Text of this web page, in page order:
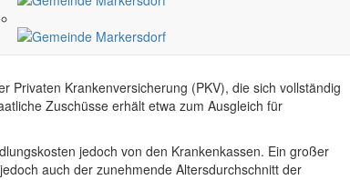
Probleme akut werden. Ein Bereich dabei, der alle
Privaten Krankenversicherung (PKV), die sich vollständig
Zuschüsse erhält etwa zum Ausgleich für
jedoch von den Krankenkassen. Ein großer
auch der zunehmende Altersdurchschnitt der